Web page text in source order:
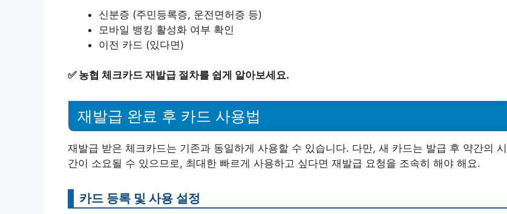
신분증 (주민등록증, 운전면허증 등)
모바일 뱅킹 활성화 여부 확인
이전 카드 (있다면)
✅ 농협 체크카드 재발급 절차를 쉽게 알아보세요.
재발급 완료 후 카드 사용법
재발급 받은 체크카드는 기존과 동일하게 사용할 수 있습니다. 다만, 새 카드는 발급 후 약간의 시
간이 소요될 수 있으므로, 최대한 빠르게 사용하고 싶다면 재발급 요청을 조속히 해야 해요.
카드 등록 및 사용 설정